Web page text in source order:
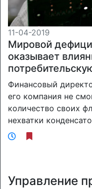
11-04-2019
Мировой
оказывает
Финансовый
его компания не
количество своих
нехватки
Управление